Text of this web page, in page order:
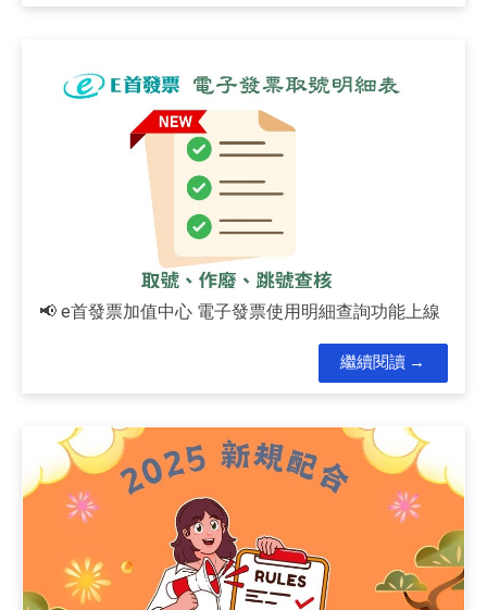
📢 e首發票加值中心 電子發票使用明細查詢功能上線
繼續閱讀